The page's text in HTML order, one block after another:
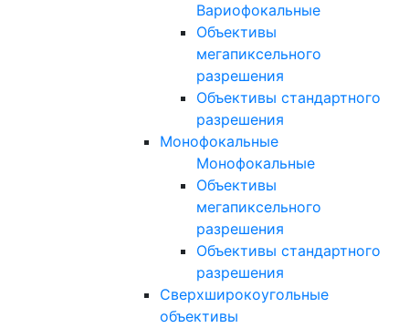
Вариофокальные
Объективы
мегапиксельного
разрешения
Объективы стандартного
разрешения
Монофокальные
Монофокальные
Объективы
мегапиксельного
разрешения
Объективы стандартного
разрешения
Сверхширокоугольные
объективы